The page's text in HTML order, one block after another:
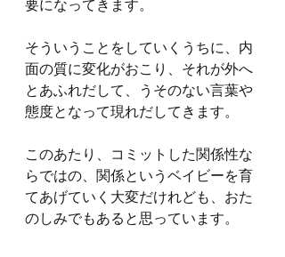
要になってきます。
そういうことをしていくうちに、内
面の質に変化がおこり、それが外へ
とあふれだして、うそのない言葉や
態度となって現れだしてきます。
このあたり、コミットした関係性な
らではの、関係というベイビーを育
てあげていく大変だけれども、おた
のしみでもあると思っています。